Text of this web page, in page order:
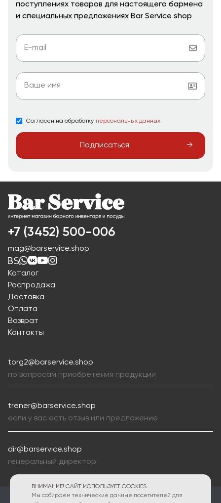
поступлениях товаров для настоящего бармена
и специальных предложениях Bar Service shop
Согласен на обработку персональных данных
Подписаться
+7 (3452) 500-006
mag@barservice.shop
Каталог
Распродажа
Доставка
Оплата
Возврат
Контакты
torg2@barservice.shop
по вопросам приобретения продукции
trener@barservice.shop
если у вас есть отзыв или предложение
dir@barservice.shop
генеральный директор
ПОЛИТИКА КОНФИДЕНЦИАЛЬНОСТИ
ВНИМАНИЕ! САЙТ ИСПОЛЬЗУЕТ COOKIES
Мы собираем технические данные посетителей для